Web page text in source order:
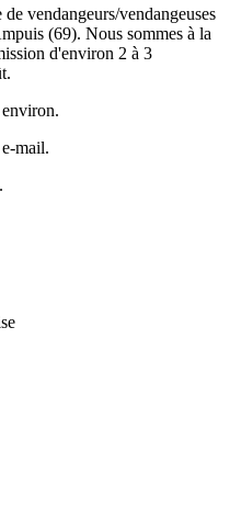
vendangeurs/vendangeuses
(69). Nous sommes à la
d'environ 2 à 3
mail.